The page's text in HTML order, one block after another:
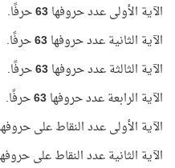
الآية الأولى عدد حروفها63حرفًا.
الآية الثانية عدد حروفها63حرفًا.
الآية الثالثة عدد حروفها63حرفًا.
الآية الرابعة عدد حروفها63حرفًا.
الآية الأولى عدد النقاط على
الآية الثانية عدد النقاط على